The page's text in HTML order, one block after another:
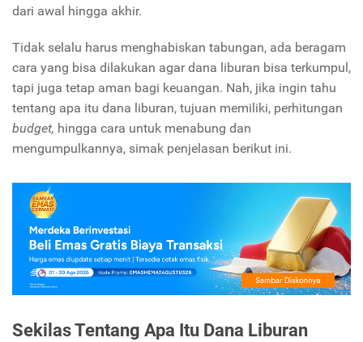
dari awal hingga akhir.
Tidak selalu harus menghabiskan tabungan, ada beragam
cara yang bisa dilakukan agar dana liburan bisa terkumpul,
tapi juga tetap aman bagi keuangan. Nah, jika ingin tahu
tentang apa itu dana liburan, tujuan memiliki, perhitungan
budget, hingga cara untuk menabung dan
mengumpulkannya, simak penjelasan berikut ini.
Sekilas Tentang Apa Itu Dana Liburan